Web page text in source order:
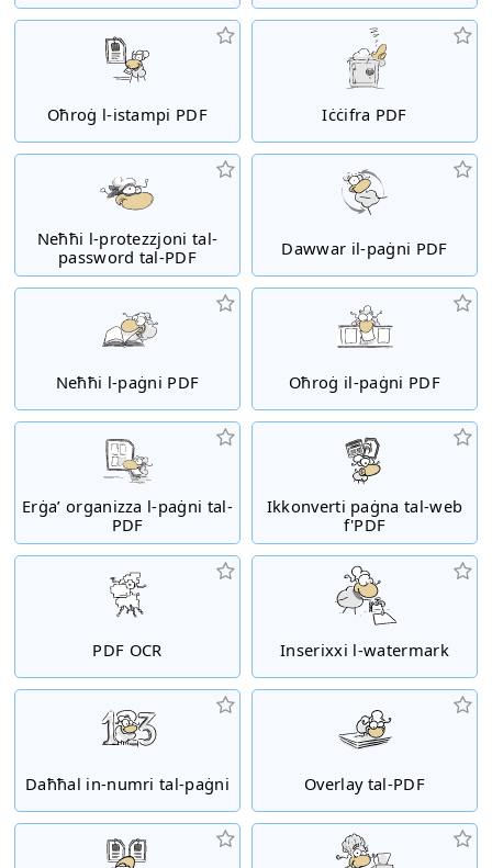
Oħroġ l-istampi PDF Iċċifra PDF
Neħħi l-protezzjoni tal-
password tal-PDF
Dawwar il-paġni PDF
Neħħi l-paġni PDF Oħroġ il-paġni PDF
Erġa’ organizza l-paġni tal-
PDF
Ikkonverti paġna tal-web
f'PDF
PDF OCR Inserixxi l-watermark
Daħħal in-numri tal-paġni Overlay tal-PDF